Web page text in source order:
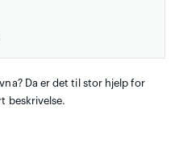
Da er det til stor hjelp for
beskrivelse.